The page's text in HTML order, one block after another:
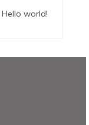
Hello world!